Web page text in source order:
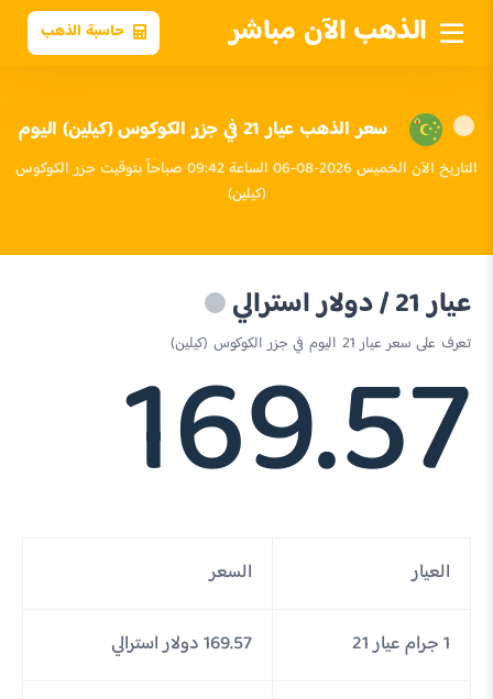
الذهب الآن مباشر حاسبة الذهب
سعر الذهب عيار 21 في جزر الكوكوس (كيلين) اليوم
التاريخ الآن الخميس 2026-08-06 الساعة 09:42 صباحاً بتوقيت جزر الكوكوس
(كيلين)
عيار 21 / دولار استرالي
تعرف على سعر عيار 21 اليوم في جزر الكوكوس (كيلين)
169.57
العيار السعر
1 جرام عيار 21 169.57 دولار استرالي